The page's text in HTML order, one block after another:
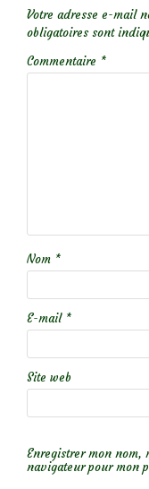
Votre adresse e-mail
obligatoires sont
Commentaire *
Nom *
E-mail *
Site web
Enregistrer mon nom,
navigateur pour mon